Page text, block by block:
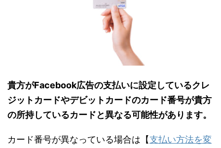
貴方がFacebook広告の支払いに設定しているクレ
ジットカードやデビットカードのカード番号が貴方
の所持しているカードと異なる可能性があります。
カード番号が異なっている場合は【支払い方法を変